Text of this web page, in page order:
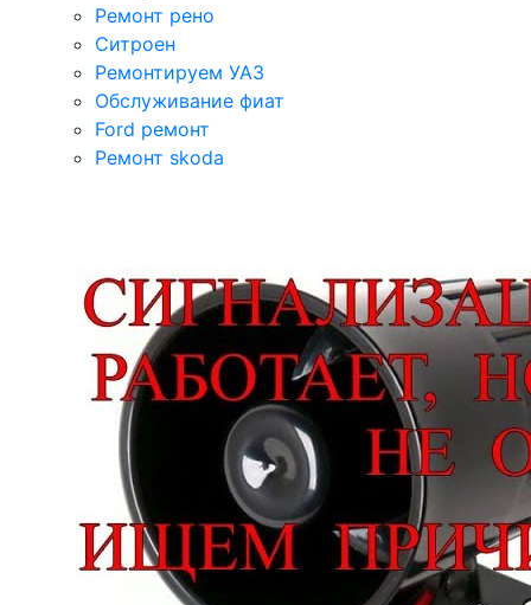
Ремонт рено
Ситроен
Ремонтируем УАЗ
Обслуживание фиат
Ford ремонт
Ремонт skoda